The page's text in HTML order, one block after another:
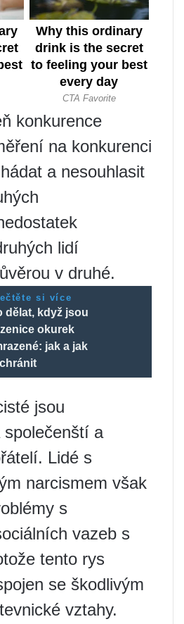
konkurence
na konkurenci
a nesouhlasit
lidí
v druhé.
si více
dělat, když jsou
okurek
jak a jak
jsou
a
Lidé s
narcismem však
s
vazeb s
tento rys
se škodlivým
vztahy.